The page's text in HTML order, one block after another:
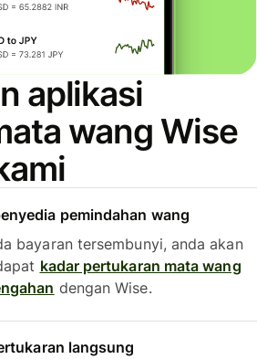
aplikasi
wang Wise
pemindahan wang
bayaran tersembunyi, anda akan
kadar pertukaran mata wang
dengan Wise.
langsung